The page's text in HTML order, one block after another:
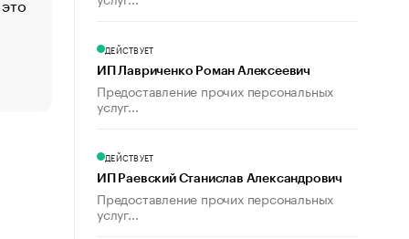
Что обвинения против Павла Дурова значат для
пользователей
ДЕЙСТВУЕТ
ИП Лавриченко Роман Алексеевич
Предоставление прочих персональных
услуг...
ДЕЙСТВУЕТ
ИП Раевский Станислав Александрович
Предоставление прочих персональных
услуг...